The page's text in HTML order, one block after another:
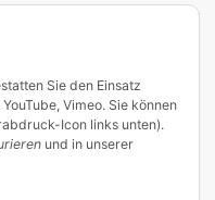
Sie den Einsatz
Vimeo. Sie können
Icon links unten).
und in unserer